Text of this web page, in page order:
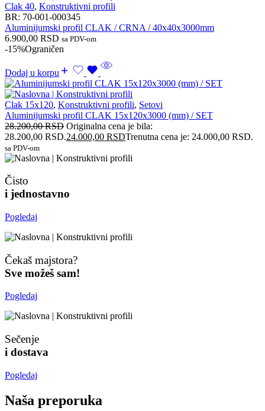
Clak 40, Konstruktivni profili
BR: 70-001-000345
Aluminijumski profil CLAK / CRNA / 40x40x3000mm
6.900,00 RSD sa PDV-om
-15%Ograničen
Dodaj u korpu
Clak 15x120, Konstruktivni profili, Setovi
Aluminijumski profil CLAK 15x120x3000 (mm) / SET
28.200,00RSD Originalna cena je bila:
28.200,00 RSD.24.000,00 RSDTrenutna cena je: 24.000,00 RSD.
sa PDV-om
Čisto
i jednostavno
Pogledaj
Čekaš majstora?
Sve možeš sam!
Pogledaj
Sečenje
i dostava
Pogledaj
Naša preporuka